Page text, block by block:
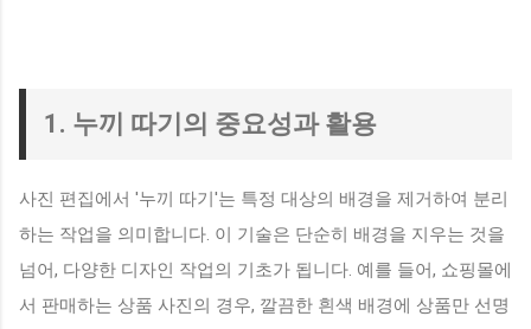
1. 누끼 따기의 중요성과 활용
사진 편집에서 '누끼 따기'는 특정 대상의 배경을 제거하여 분리
하는 작업을 의미합니다. 이 기술은 단순히 배경을 지우는 것을
넘어, 다양한 디자인 작업의 기초가 됩니다. 예를 들어, 쇼핑몰에
서 판매하는 상품 사진의 경우, 깔끔한 흰색 배경에 상품만 선명